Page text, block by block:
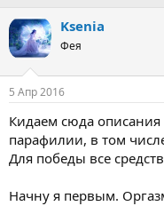
т
о
р
т
м
ы
т
н
а
л
а
Ksenia
Фея
5 Апр 2016
Кидаем сюда
парафилии, в том
Для победы все
Начну я первым.